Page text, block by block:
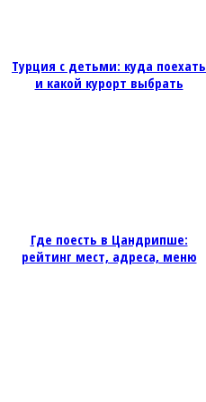
Турция с детьми: куда поехать
и какой курорт выбрать
Где поесть в Цандрипше:
рейтинг мест, адреса, меню